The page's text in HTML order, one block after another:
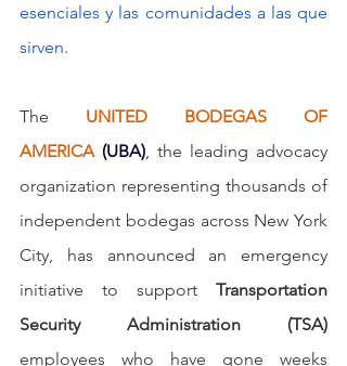
esenciales y las comunidades a las que
sirven.
The UNITED BODEGAS OF
AMERICA (UBA), the leading advocacy
organization representing thousands of
independent bodegas across New York
City, has announced an emergency
initiative to support Transportation
Security Administration (TSA)
employees who have gone weeks